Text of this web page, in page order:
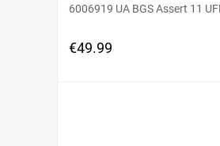
6006919 UA BGS Assert 11
€49.99